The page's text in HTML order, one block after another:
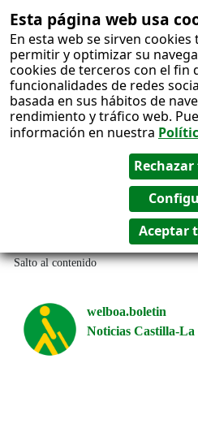
Esta página web usa
En esta web se sirven
permitir y optimizar su
cookies de terceros con el fin
funcionalidades de redes
basada en sus hábitos de
rendimiento y tráfico web.
información en nuestra
Salto al contenido
welboa.boletin
Noticias Castilla-La